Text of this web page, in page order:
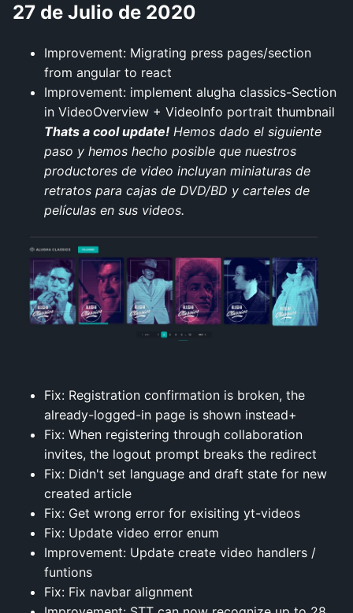
27 de Julio de 2020
Improvement: Migrating press pages/section
from angular to react
Improvement: implement alugha classics-Section
in VideoOverview + VideoInfo portrait thumbnail
Thats a cool update! Hemos dado el siguiente
paso y hemos hecho posible que nuestros
productores de video incluyan miniaturas de
retratos para cajas de DVD/BD y carteles de
películas en sus videos.
Fix: Registration confirmation is broken, the
already-logged-in page is shown instead+
Fix: When registering through collaboration
invites, the logout prompt breaks the redirect
Fix: Didn't set language and draft state for new
created article
Fix: Get wrong error for exisiting yt-videos
Fix: Update video error enum
Improvement: Update create video handlers /
funtions
Fix: Fix navbar alignment